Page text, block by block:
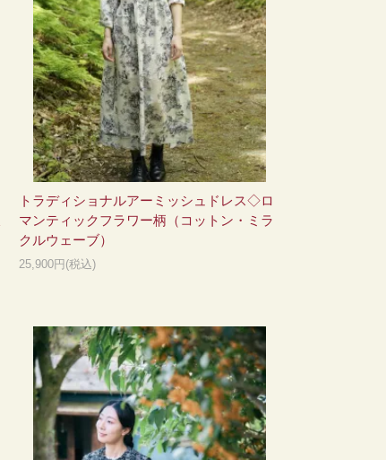
トラディショナルアーミッシュドレス◇ロ
マンティックフラワー柄（コットン・ミラ
クルウェーブ）
25,900円(税込)